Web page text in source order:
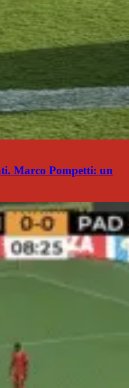
Marco Pompetti: un